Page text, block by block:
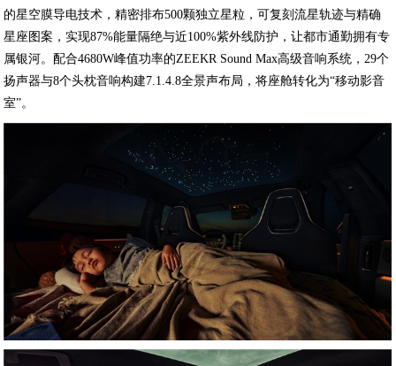
的星空膜导电技术，精密排布500颗独立星粒，可复刻流星轨迹与精确
星座图案，实现87%能量隔绝与近100%紫外线防护，让都市通勤拥有专
属银河。配合4680W峰值功率的ZEEKR Sound Max高级音响系统，29个
扬声器与8个头枕音响构建7.1.4.8全景声布局，将座舱转化为“移动影音
室”。